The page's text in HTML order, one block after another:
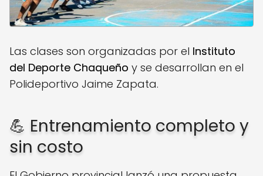
Las clases son organizadas por el Instituto
del Deporte Chaqueño y se desarrollan en el
Polideportivo Jaime Zapata.
💪 Entrenamiento completo y
sin costo